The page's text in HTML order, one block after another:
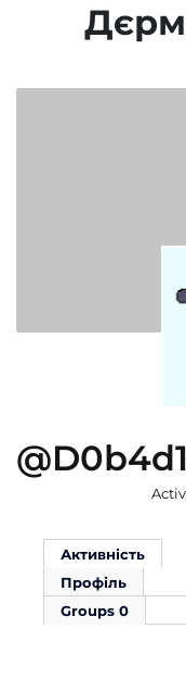
Активність
Профіль
Groups 0